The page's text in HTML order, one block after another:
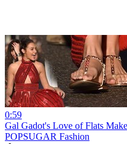
0:59
Gal Gadot's Love of Flats
POPSUGAR Fashion